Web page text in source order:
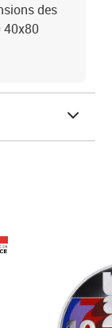
des
40x80